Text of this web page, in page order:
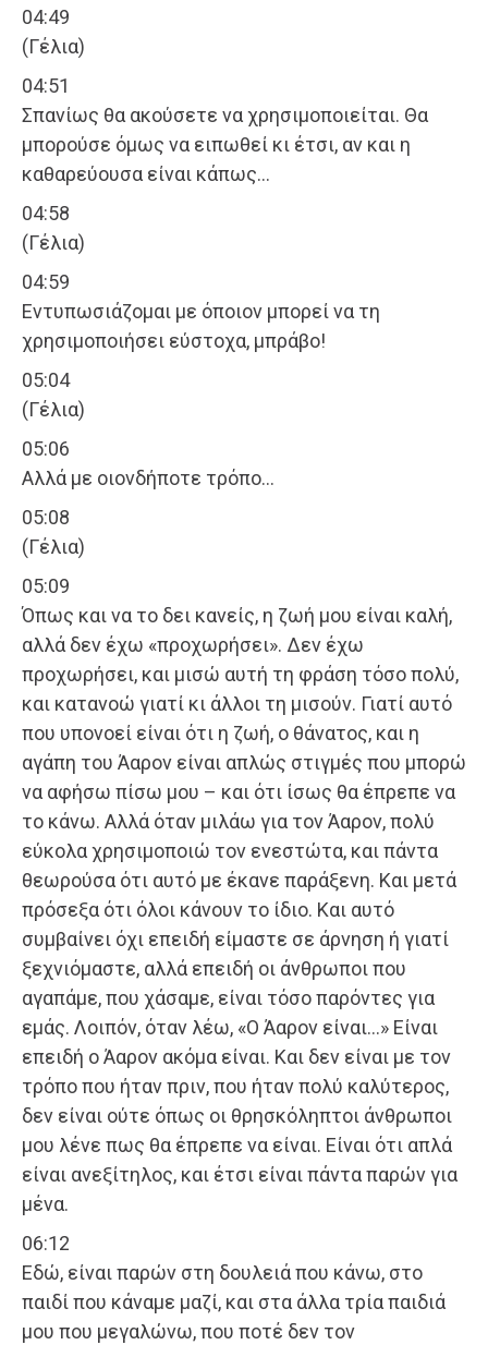
04:49
(Γέλια)
04:51
Σπανίως θα ακούσετε να χρησιμοποιείται. Θα
μπορούσε όμως να ειπωθεί κι έτσι, αν και η
καθαρεύουσα είναι κάπως…
04:58
(Γέλια)
04:59
Εντυπωσιάζομαι με όποιον μπορεί να τη
χρησιμοποιήσει εύστοχα, μπράβο!
05:04
(Γέλια)
05:06
Αλλά με οιονδήποτε τρόπο…
05:08
(Γέλια)
05:09
Όπως και να το δει κανείς, η ζωή μου είναι καλή,
αλλά δεν έχω «προχωρήσει». Δεν έχω
προχωρήσει, και μισώ αυτή τη φράση τόσο πολύ,
και κατανοώ γιατί κι άλλοι τη μισούν. Γιατί αυτό
που υπονοεί είναι ότι η ζωή, ο θάνατος, και η
αγάπη του Άαρον είναι απλώς στιγμές που μπορώ
να αφήσω πίσω μου – και ότι ίσως θα έπρεπε να
το κάνω. Αλλά όταν μιλάω για τον Άαρον, πολύ
εύκολα χρησιμοποιώ τον ενεστώτα, και πάντα
θεωρούσα ότι αυτό με έκανε παράξενη. Και μετά
πρόσεξα ότι όλοι κάνουν το ίδιο. Και αυτό
συμβαίνει όχι επειδή είμαστε σε άρνηση ή γιατί
ξεχνιόμαστε, αλλά επειδή οι άνθρωποι που
αγαπάμε, που χάσαμε, είναι τόσο παρόντες για
εμάς. Λοιπόν, όταν λέω, «Ο Άαρον είναι…» Είναι
επειδή ο Άαρον ακόμα είναι. Και δεν είναι με τον
τρόπο που ήταν πριν, που ήταν πολύ καλύτερος,
δεν είναι ούτε όπως οι θρησκόληπτοι άνθρωποι
μου λένε πως θα έπρεπε να είναι. Είναι ότι απλά
είναι ανεξίτηλος, και έτσι είναι πάντα παρών για
μένα.
06:12
Εδώ, είναι παρών στη δουλειά που κάνω, στο
παιδί που κάναμε μαζί, και στα άλλα τρία παιδιά
μου που μεγαλώνω, που ποτέ δεν τον